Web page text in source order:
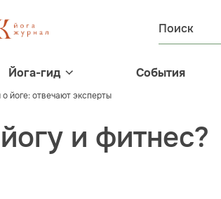
Йога-гид События
йоге: отвечают эксперты
и фитнес?